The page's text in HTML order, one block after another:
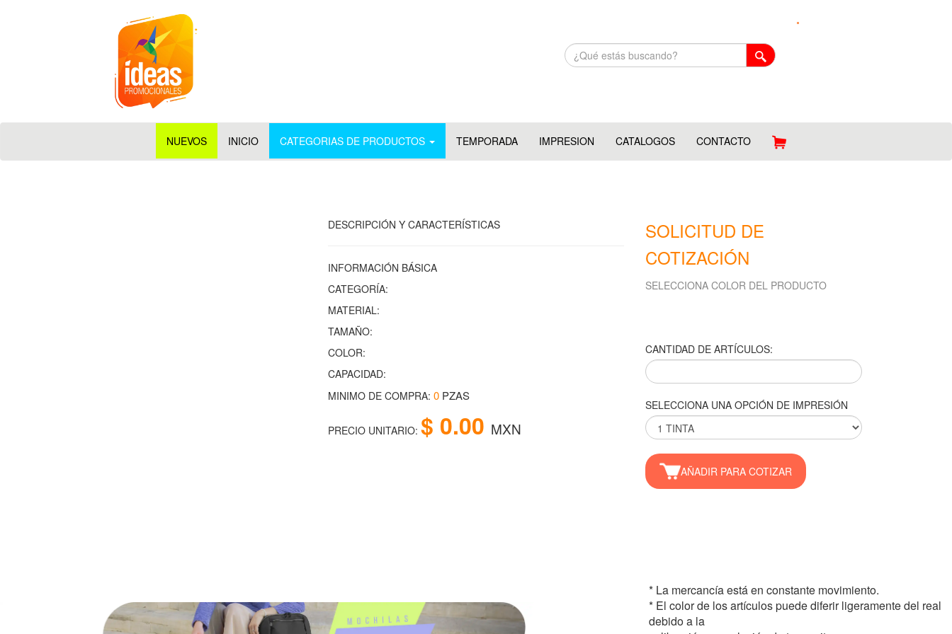
NUEVOS INICIO CATEGORIAS DE PRODUCTOS TEMPORADA IMPRESION CATALOGOS CONTACTO
DESCRIPCIÓN Y CARACTERÍSTICAS
INFORMACIÓN BÁSICA
CATEGORÍA:
MATERIAL:
TAMAÑO:
COLOR:
CAPACIDAD:
MINIMO DE COMPRA: 0 PZAS
PRECIO UNITARIO: $ 0.00 MXN
SOLICITUD DE
COTIZACIÓN
SELECCIONA COLOR DEL PRODUCTO
CANTIDAD DE ARTÍCULOS:
SELECCIONA UNA OPCIÓN DE IMPRESIÓN
AÑADIR PARA COTIZAR
* La mercancía está en constante movimiento.
* El color de los artículos puede diferir ligeramente del real
debido a la